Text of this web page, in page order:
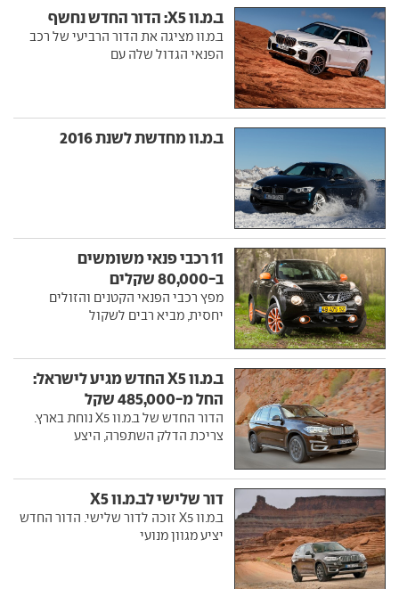
ב.מ.וו X5: הדור החדש נחשף
ב.מ.וו מציגה את הדור הרביעי של רכב
הפנאי הגדול שלה עם
ב.מ.וו מחדשת לשנת 2016
11 רכבי פנאי משומשים
ב-80,000 שקלים
מפץ רכבי הפנאי הקטנים והזולים
יחסית, מביא רבים לשקול
ב.מ.וו X5 החדש מגיע לישראל:
החל מ-485,000 שקל
הדור החדש של ב.מ.וו X5 נוחת בארץ.
צריכת הדלק השתפרה, היצע
דור שלישי לב.מ.וו X5
ב.מ.וו X5 זוכה לדור שלישי. הדור החדש
יציע מגוון מנועי